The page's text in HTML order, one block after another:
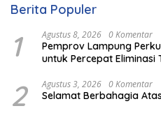
Berita Populer
1 Agustus 8, 2026 0 Komentar
Pemprov Lampung
untuk Percepat Eliminasi
2 Agustus 3, 2026 0 Komentar
Selamat Berbahagia